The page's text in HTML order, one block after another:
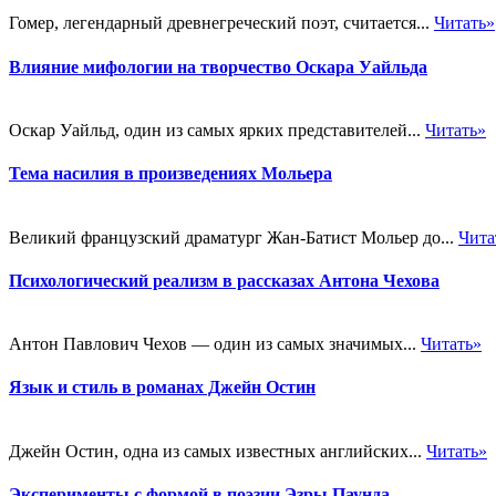
Гомер, легендарный древнегреческий поэт, считается... Читать»
Влияние мифологии на творчество Оскара Уайльда
Оскар Уайльд, один из самых ярких представителей... Читать»
Тема насилия в произведениях Мольера
Великий французский драматург Жан-Батист Мольер до...
Психологический реализм в рассказах Антона Чехова
Антон Павлович Чехов — один из самых значимых... Читать»
Язык и стиль в романах Джейн Остин
Джейн Остин, одна из самых известных английских... Читать»